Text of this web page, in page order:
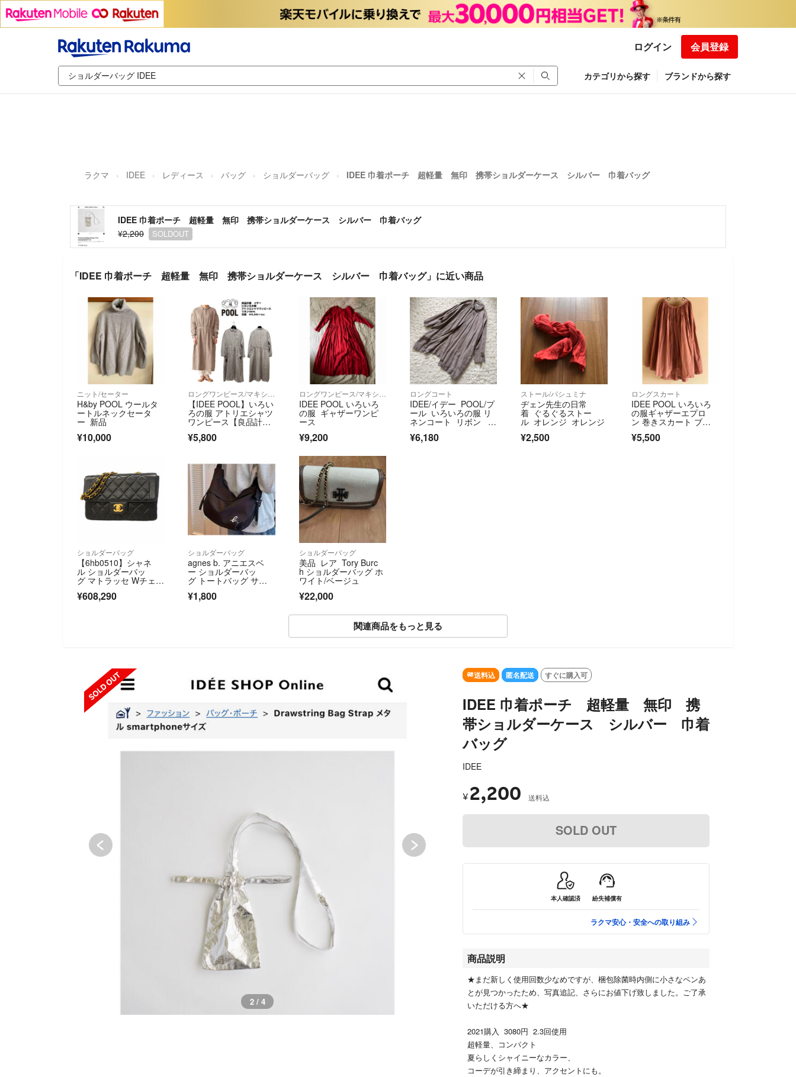
ログイン 会員登録
カテゴリから探す ブランドから探す
ラクマ IDEE レディース バッグ ショルダーバッグ IDEE 巾着ポーチ 超軽量 無印 携帯ショルダーケース シルバー 巾着バッグ
IDEE 巾着ポーチ 超軽量 無印 携帯ショルダーケース シルバー 巾着バッグ
¥2,200
SOLDOUT
「IDEE 巾着ポーチ 超軽量 無印 携帯ショルダーケース シルバー 巾着バッグ」に近い商品
ニット/セーター
H&by POOL ウールタ
ートルネックセータ
ー 新品
¥10,000
【IDEE POOL】いろい
ろの服 アトリエシャツ
ワンピース【良品計
画】リネン
¥5,800
IDEE POOL いろいろ
の服 ギャザーワンピ
ース
¥9,200
ロングコート
IDEE/イデー POOL/プ
ール いろいろの服 リ
ネンコート リボン ガ
ウン
¥6,180
ストール/パシュミナ
ヂェン先生の日常
着 ぐるぐるストー
ル オレンジ オレンジ
¥2,500
ロングスカート
IDEE POOL いろいろ
の服ギャザーエプロ
ン 巻きスカート ブラ
ウン
¥5,500
ショルダーバッグ
【6hb0510】シャネ
ル ショルダーバッ
グ マトラッセ Wチェー
ク ゴールド金具【中
¥608,290
ショルダーバッグ
agnes b. アニエスベ
ー ショルダーバッ
グ トートバッグ サコ
¥1,800
ショルダーバッグ
美品 レア Tory Burc
h ショルダーバッグ ホ
ワイト/ベージュ
¥22,000
関連商品をもっと見る
SOLD OUT
3 / 4
送料込 匿名配送 すぐに購入可
IDEE 巾着ポーチ 超軽量 無印 携
帯ショルダーケース シルバー 巾着
バッグ
IDEE
¥ 2,200 送料込
SOLD OUT
本人確認済 紛失補償有
ラクマ安心・安全への取り組み
商品説明
★まだ新しく使用回数少なめですが、梱包除菌時内側に小さなペンあ
とが見つかったため、写真追記、さらにお値下げ致しました。ご了承
いただける方へ★
2021購入 3080円 2.3回使用
超軽量、コンパクト
夏らしくシャイニーなカラー、
コーデが引き締まり、アクセントにも。